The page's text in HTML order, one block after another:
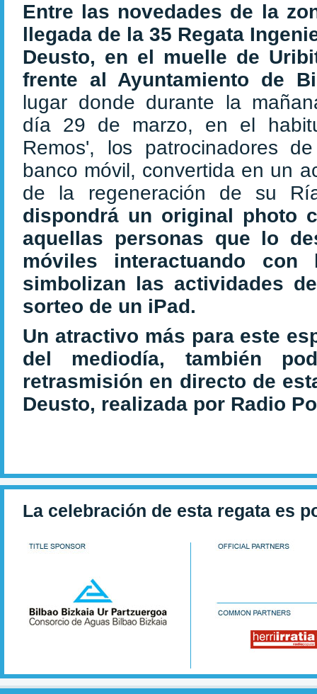
Entre las novedades de la
llegada de la 35 Regata
Deusto, en el muelle de
frente al Ayuntamiento de
lugar donde durante la
día 29 de marzo, en el
Remos', los patrocinadores
banco móvil, convertida en un
de la regeneración de su
dispondrá un original photo
aquellas personas que lo
móviles interactuando
simbolizan las actividades
sorteo de un iPad.
Un atractivo más para este
del mediodía, también
retrasmisión en directo de
Deusto, realizada por Radio
La celebración de esta regata es